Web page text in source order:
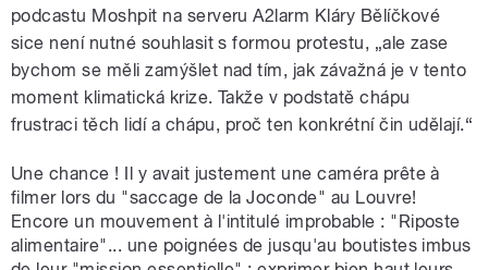
podcastu Moshpit na serveru A2larm Kláry Bělíčkové
sice není nutné souhlasit s formou protestu, „ale zase
bychom se měli zamýšlet nad tím, jak závažná je v tento
moment klimatická krize. Takže v podstatě chápu
frustraci těch lidí a chápu, proč ten konkrétní čin udělají.“
Une chance ! Il y avait justement une caméra prête à
filmer lors du "saccage de la Joconde" au Louvre!
Encore un mouvement à l'intitulé improbable : "Riposte
alimentaire"... une poignées de jusqu'au boutistes imbus